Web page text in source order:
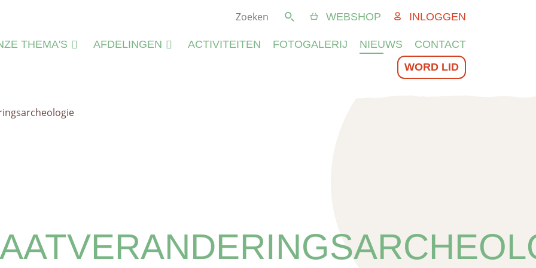
Zoeken
THEMA'S AFDELINGEN ACTIVITEITEN FOTOGALERIJ NIEUWS
CONTACT
WORD LID
WEBSHOP INLOGGEN